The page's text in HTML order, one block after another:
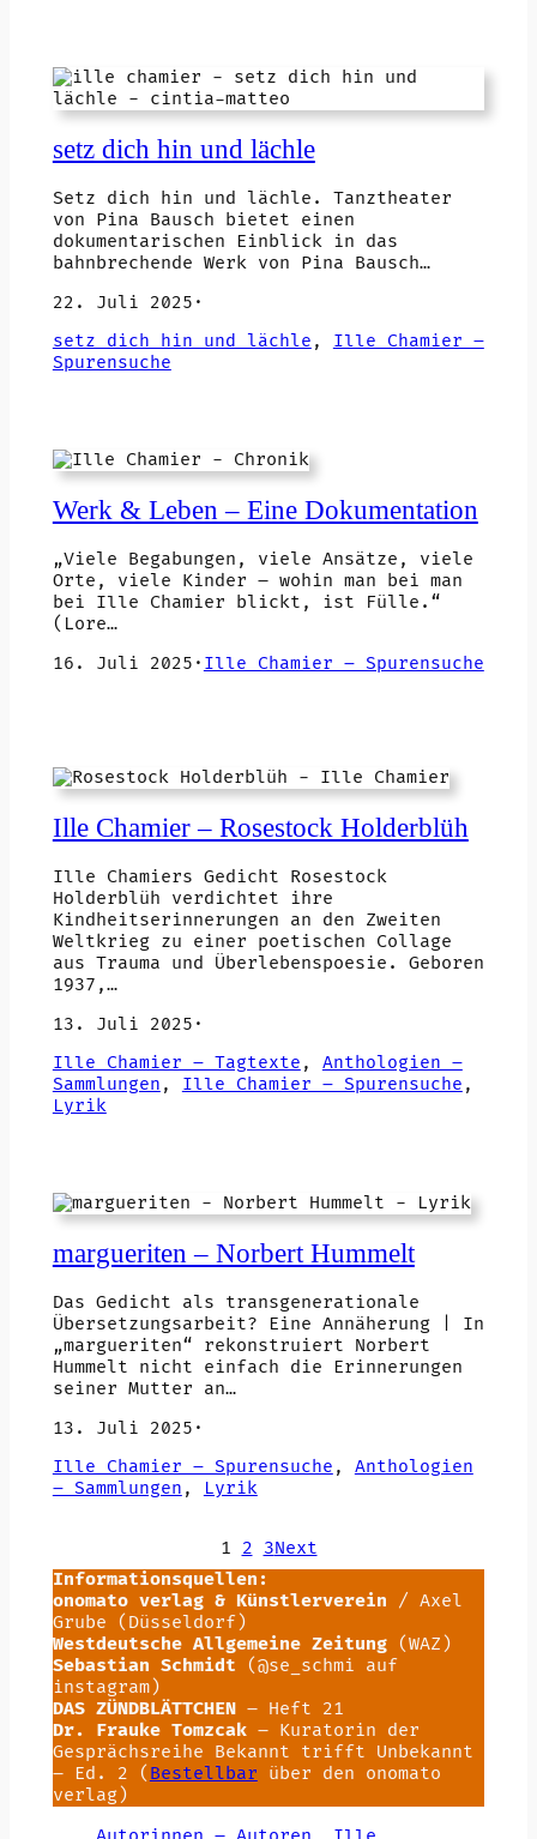
setz dich hin und lächle
Setz dich hin und lächle. Tanztheater
von Pina Bausch bietet einen
dokumentarischen Einblick in das
bahnbrechende Werk von Pina Bausch…
22. Juli 2025 ·
setz dich hin und lächle , Ille Chamier –
Spurensuche
Werk & Leben – Eine Dokumentation
„Viele Begabungen, viele Ansätze, viele
Orte, viele Kinder – wohin man bei man
bei Ille Chamier blickt, ist Fülle.“
(Lore…
16. Juli 2025 · Ille Chamier – Spurensuche
Ille Chamier – Rosestock Holderblüh
Ille Chamiers Gedicht Rosestock
Holderblüh verdichtet ihre
Kindheitserinnerungen an den Zweiten
Weltkrieg zu einer poetischen Collage
aus Trauma und Überlebenspoesie. Geboren
1937,…
13. Juli 2025 ·
Ille Chamier – Tagtexte , Anthologien –
Sammlungen , Ille Chamier – Spurensuche
Lyrik
margueriten – Norbert Hummelt
Das Gedicht als transgenerationale
Übersetzungsarbeit? Eine Annäherung | In
„margueriten“ rekonstruiert Norbert
Hummelt nicht einfach die Erinnerungen
seiner Mutter an…
13. Juli 2025 ·
Ille Chamier – Spurensuche , Anthologien
– Sammlungen , Lyrik
1 2 3Next
Informationsquellen:
onomato verlag & Künstlerverein / Axel
Grube (Düsseldorf)
Westdeutsche Allgemeine Zeitung(WAZ)
Sebastian Schmidt (@se_schmi auf
instagram)
DAS ZÜNDBLÄTTCHEN– Heft 21
Dr. Frauke Tomzcak– Kuratorin der
Gesprächsreihe Bekannt trifft Unbekannt
– Ed. 2 (Bestellbar über den onomato
verlag)